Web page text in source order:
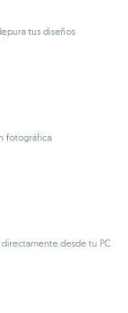
tus diseños
fotográfica
desde tu PC